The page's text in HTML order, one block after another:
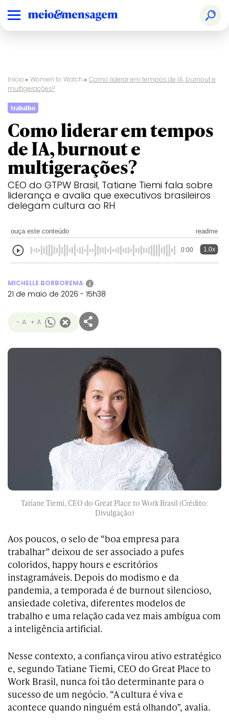
Início ▸Women to Watch ▸Como liderar em tempos de IA, burnout e
multigerações?
trabalho
Como liderar em tempos
de IA, burnout e
multigerações?
CEO do GTPW Brasil, Tatiane Tiemi fala sobre
liderança e avalia que executivos brasileiros
delegam cultura ao RH
ouça este conteúdo readme
0:00 1.0x
MICHELLE BORBOREMA i
21 de maio de 2026 - 15h38
- A + A
Tatiane Tiemi, CEO do Great Place to Work Brasil (Crédito:
Divulgação)
Aos poucos, o selo de “boa empresa para
trabalhar” deixou de ser associado a pufes
coloridos, happy hours e escritórios
instagramáveis. Depois do modismo e da
pandemia, a temporada é de burnout silencioso,
ansiedade coletiva, diferentes modelos de
trabalho e uma relação cada vez mais ambígua com
a inteligência artificial.
Nesse contexto, a confiança virou ativo estratégico
e, segundo Tatiane Tiemi, CEO do Great Place to
Work Brasil, nunca foi tão determinante para o
sucesso de um negócio. “A cultura é viva e
acontece quando ninguém está olhando”, avalia.